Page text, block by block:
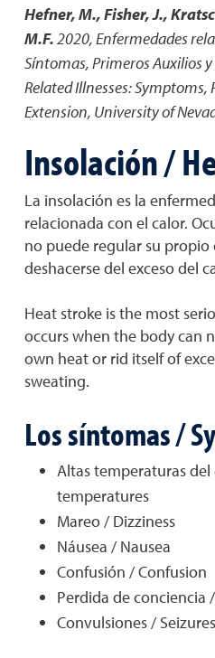
Hefner, M., Fisher, J.,
M.F.2020,Enfermedades
Síntomas, Primeros Auxilios
Related Illnesses:
Extension, University of
Insolación /
La insolación es la
relacionada con el calor.
no puede regular su propio
deshacerse del exceso del
Heat stroke is the most
occurs when the body can
own heat or rid itself of
sweating.
Los síntomas /
Altas temperaturas
temperatures
Mareo / Dizziness
Náusea / Nausea
Confusión / Confusion
Perdida de conciencia
Convulsiones / Seizures